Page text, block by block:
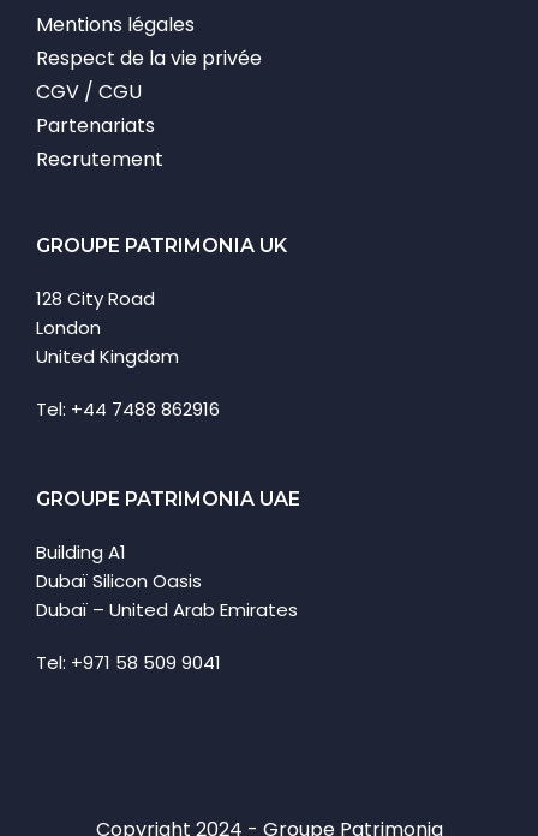
Mentions légales
Respect de la vie privée
CGV / CGU
Partenariats
Recrutement
GROUPE PATRIMONIA UK
128 City Road
London
United Kingdom
Tel: +44 7488 862916
GROUPE PATRIMONIA UAE
Building A1
Dubaï Silicon Oasis
Dubaï – United Arab Emirates
Tel: +971 58 509 9041
Copyright 2024 - Groupe Patrimonia